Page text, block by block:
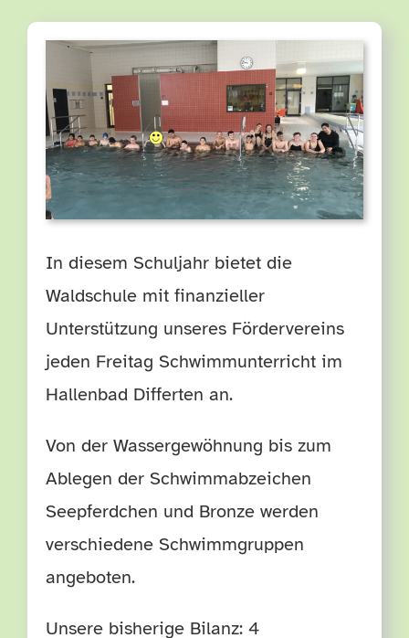
HÄUFIGE FRAGEN
In diesem Schuljahr bietet die
Waldschule mit finanzieller
Unterstützung unseres Fördervereins
jeden Freitag Schwimmunterricht im
Hallenbad Differten an.
Von der Wassergewöhnung bis zum
Ablegen der Schwimmabzeichen
Seepferdchen und Bronze werden
verschiedene Schwimmgruppen
angeboten.
Unsere bisherige Bilanz: 4